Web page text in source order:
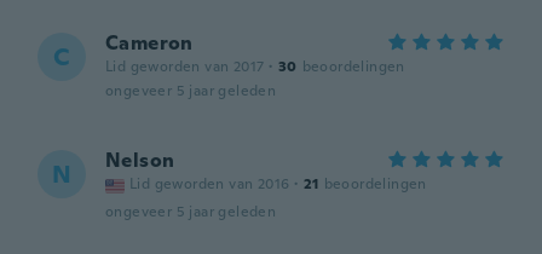
C Cameron
Lid geworden van 2017 · 30 beoordelingen
ongeveer 5 jaar geleden
N Nelson
Lid geworden van 2016 · 21 beoordelingen
ongeveer 5 jaar geleden